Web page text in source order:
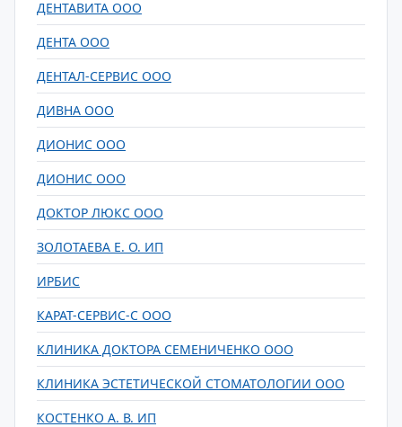
ДЕНТАВИТА ООО
ДЕНТА ООО
ДЕНТАЛ-СЕРВИС ООО
ДИВНА ООО
ДИОНИС ООО
ДИОНИС ООО
ДОКТОР ЛЮКС ООО
ЗОЛОТАЕВА Е. О. ИП
ИРБИС
КАРАТ-СЕРВИС-С ООО
КЛИНИКА ДОКТОРА СЕМЕНИЧЕНКО ООО
КЛИНИКА ЭСТЕТИЧЕСКОЙ СТОМАТОЛОГИИ ООО
КОСТЕНКО А. В. ИП